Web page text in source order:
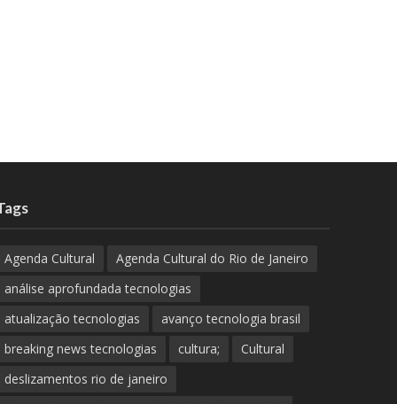
Agenda Cultural
Agenda Cultural do Rio de Janeiro
análise aprofundada tecnologias
atualização tecnologias
avanço tecnologia brasil
breaking news tecnologias
cultura;
Cultural
deslizamentos rio de janeiro